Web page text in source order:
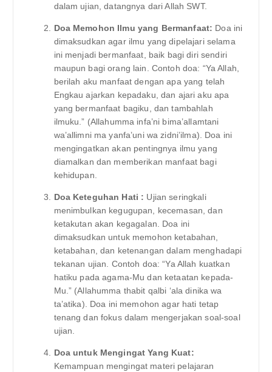
dalam ujian, datangnya dari Allah SWT.
Doa Memohon Ilmu yang Bermanfaat: Doa ini
dimaksudkan agar ilmu yang dipelajari selama
ini menjadi bermanfaat, baik bagi diri sendiri
maupun bagi orang lain. Contoh doa: “Ya Allah,
berilah aku manfaat dengan apa yang telah
Engkau ajarkan kepadaku, dan ajari aku apa
yang bermanfaat bagiku, dan tambahlah
ilmuku.” (Allahumma infa’ni bima’allamtani
wa’allimni ma yanfa’uni wa zidni’ilma). Doa ini
mengingatkan akan pentingnya ilmu yang
diamalkan dan memberikan manfaat bagi
kehidupan.
Doa Keteguhan Hati : Ujian seringkali
menimbulkan kegugupan, kecemasan, dan
ketakutan akan kegagalan. Doa ini
dimaksudkan untuk memohon ketabahan,
ketabahan, dan ketenangan dalam menghadapi
tekanan ujian. Contoh doa: “Ya Allah kuatkan
hatiku pada agama-Mu dan ketaatan kepada-
Mu.” (Allahumma thabit qalbi ‘ala dinika wa
ta’atika). Doa ini memohon agar hati tetap
tenang dan fokus dalam mengerjakan soal-soal
ujian.
Doa untuk Mengingat Yang Kuat:
Kemampuan mengingat materi pelajaran